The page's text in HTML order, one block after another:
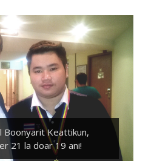
Boonyarit Keattikun,
21 la doar 19 ani!